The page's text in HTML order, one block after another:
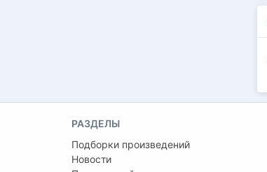
РАЗДЕЛЫ
Подборки произведений
Новости